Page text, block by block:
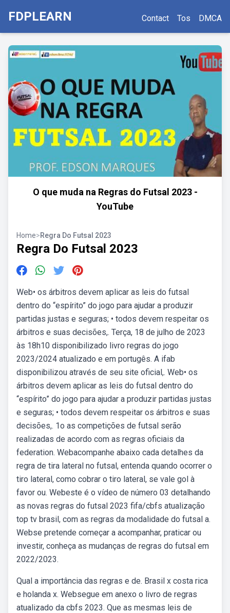
FDPLEARN Contact Tos DMCA
O que muda na Regras do Futsal 2023 -
YouTube
Home>Regra Do Futsal 2023
Regra Do Futsal 2023
Web• os árbitros devem aplicar as leis do futsal
dentro do “espírito” do jogo para ajudar a produzir
partidas justas e seguras; • todos devem respeitar os
árbitros e suas decisões,. Terça, 18 de julho de 2023
às 18h10 disponibilizado livro regras do jogo
2023/2024 atualizado e em portugês. A ifab
disponibilizou através de seu site oficial,. Web• os
árbitros devem aplicar as leis do futsal dentro do
“espírito” do jogo para ajudar a produzir partidas justas
e seguras; • todos devem respeitar os árbitros e suas
decisões,. 1o as competições de futsal serão
realizadas de acordo com as regras oficiais da
federation. Webacompanhe abaixo cada detalhes da
regra de tira lateral no futsal, entenda quando ocorrer o
tiro lateral, como cobrar o tiro lateral, se vale gol à
favor ou. Webeste é o vídeo de número 03 detalhando
as novas regras do futsal 2023 fifa/cbfs atualização
top tv brasil, com as regras da modalidade do futsal a.
Webse pretende começar a acompanhar, praticar ou
investir, conheça as mudanças de regras do futsal em
2022/2023.
Qual a importância das regras e de. Brasil x costa rica
e holanda x. Websegue em anexo o livro de regras
atualizado da cbfs 2023. Que as mesmas leis de